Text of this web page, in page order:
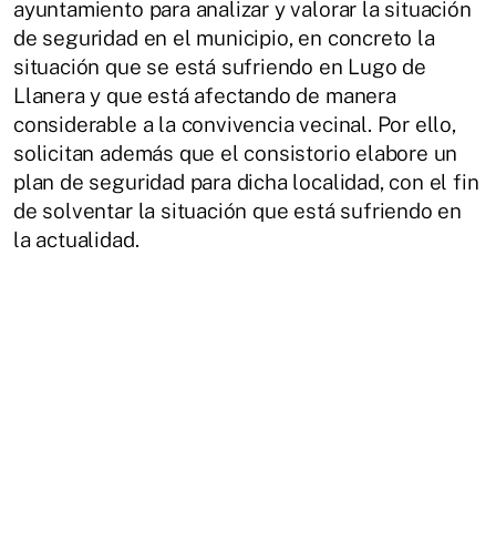
ayuntamiento para analizar y valorar la situación
de seguridad en el municipio, en concreto la
situación que se está sufriendo en Lugo de
Llanera y que está afectando de manera
considerable a la convivencia vecinal. Por ello,
solicitan además que el consistorio elabore un
plan de seguridad para dicha localidad, con el fin
de solventar la situación que está sufriendo en
la actualidad.